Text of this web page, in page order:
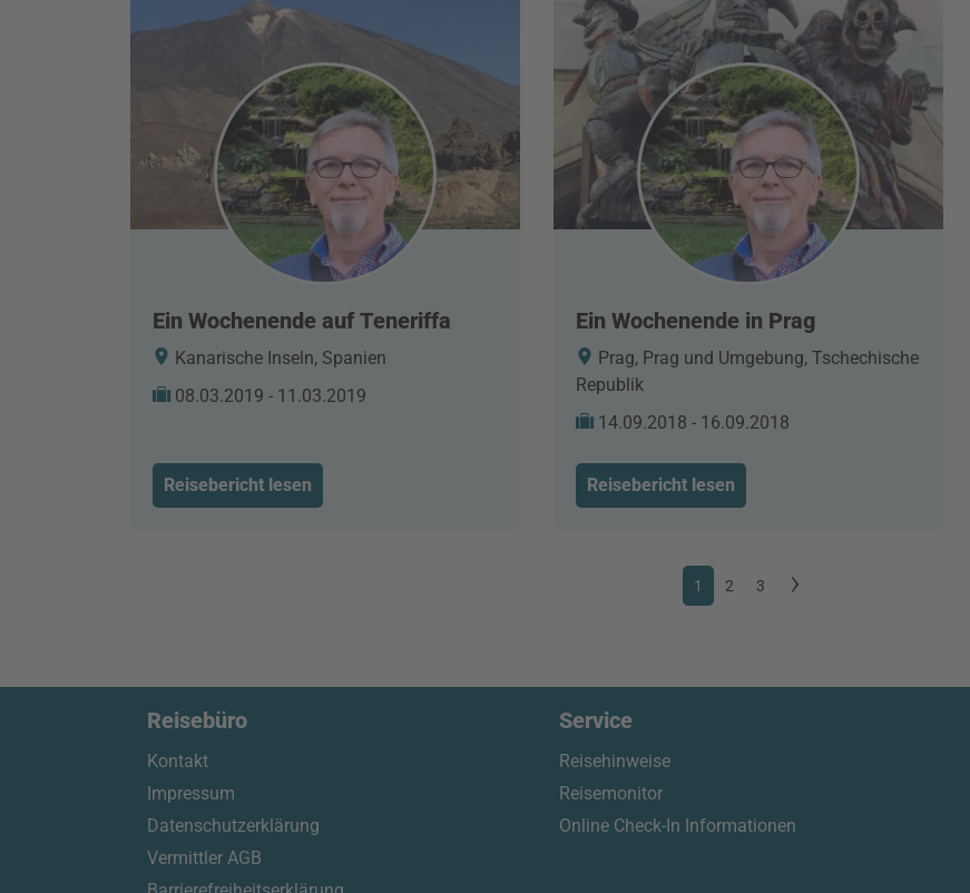
Ein Wochenende auf Teneriffa
Kanarische Inseln, Spanien
08.03.2019 - 11.03.2019
Reisebericht lesen
Ein Wochenende in Prag
Prag, Prag und Umgebung, Tschechische
Republik
14.09.2018 - 16.09.2018
Reisebericht lesen
1 2 3
Reisebüro
Kontakt
Impressum
Datenschutzerklärung
Vermittler AGB
Service
Reisehinweise
Reisemonitor
Online Check-In Informationen